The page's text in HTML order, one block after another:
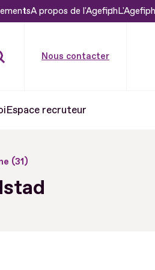
A propos de l'Agefiph
Nous contacter
Espace recruteur
(31)